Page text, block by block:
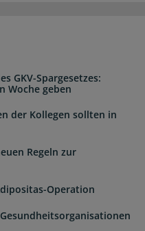
GKV-Spargesetzes:
Woche geben
der Kollegen sollten in
Regeln zur
Operation